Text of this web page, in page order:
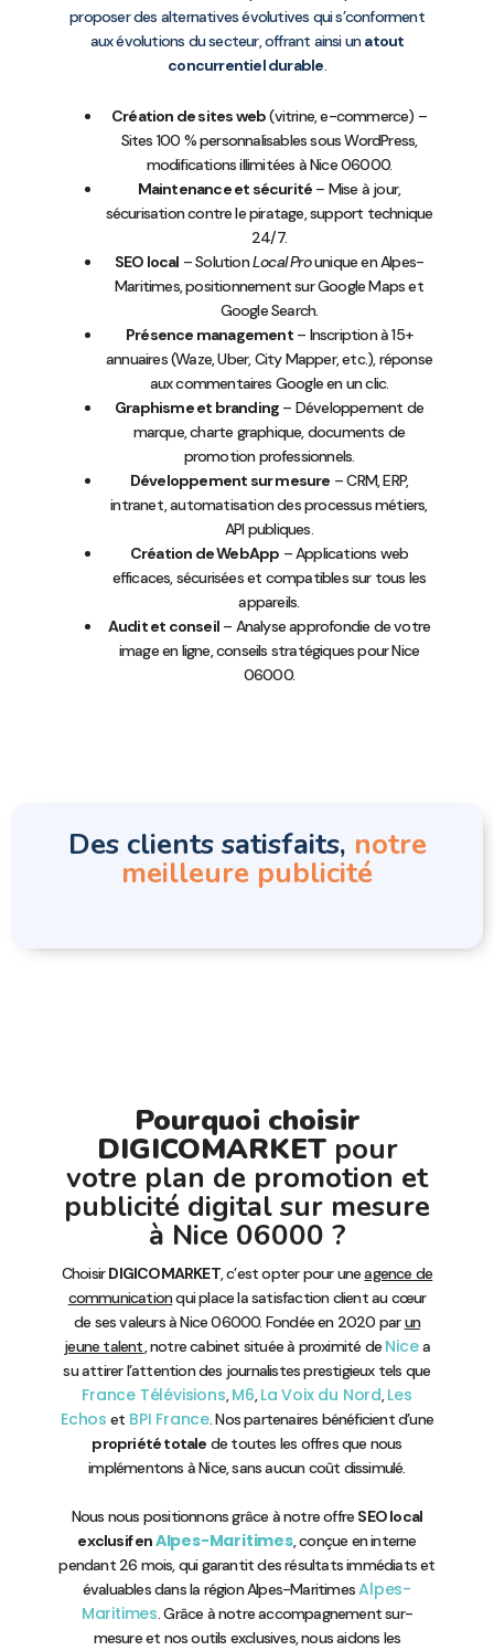
proposer des alternatives évolutives qui s’conforment
aux évolutions du secteur, offrant ainsi unatout
concurrentiel durable.
Création de sites web(vitrine, e-commerce) –
Sites 100 % personnalisables sous WordPress,
modifications illimitées à Nice 06000.
Maintenance et sécurité – Mise à jour,
sécurisation contre le piratage, support technique
24/7.
SEO local – SolutionLocal Prounique en Alpes-
Maritimes, positionnement sur Google Maps et
Google Search.
Présence management– Inscription à 15+
annuaires (Waze, Uber, City Mapper, etc.), réponse
aux commentaires Google en un clic.
Graphisme et branding – Développement de
marque, charte graphique, documents de
promotion professionnels.
Développement sur mesure – CRM, ERP,
intranet, automatisation des processus métiers,
API publiques.
Création de WebApp – Applications web
efficaces, sécurisées et compatibles sur tous les
appareils.
Audit et conseil – Analyse approfondie de votre
image en ligne, conseils stratégiques pour Nice
06000.
Des clients satisfaits, notre
meilleure publicité
Pourquoi choisir
DIGICOMARKETpour
votre plan de promotion et
publicité digital sur mesure
à Nice 06000 ?
ChoisirDIGICOMARKET, c’est opter pour uneagence de
communicationqui place la satisfaction client au cœur
de ses valeurs à Nice 06000. Fondée en 2020 parun
jeune talent, notre cabinet située à proximité de Nicea
su attirer l’attention des journalistes prestigieux tels que
France Télévisions,M6,La Voix du Nord,Les
Echos et BPI France. Nos partenaires bénéficient d’une
propriété totale de toutes les offres que nous
implémentons à Nice, sans aucun coût dissimulé.
Nous nous positionnons grâce à notre offre SEO local
exclusif enAlpes-Maritimes, conçue en interne
pendant 26 mois, qui garantit des résultats immédiats et
évaluables dans la région Alpes-MaritimesAlpes-
Maritimes. Grâce à notre accompagnement sur-
mesure et nos outils exclusives, nous aidons les